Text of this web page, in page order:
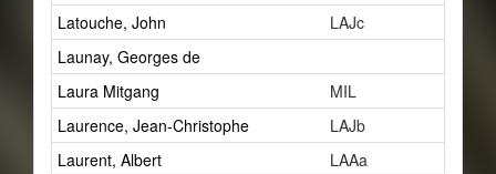
Latouche, John
LAJc
Launay, Georges de
Laura Mitgang
MIL
Laurence, Jean-Christophe
LAJb
Laurent, Albert
LAAa